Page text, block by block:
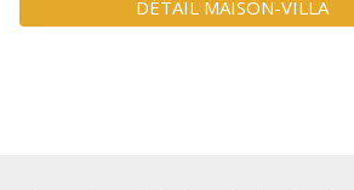
DÉTAIL MAISON-VILLA